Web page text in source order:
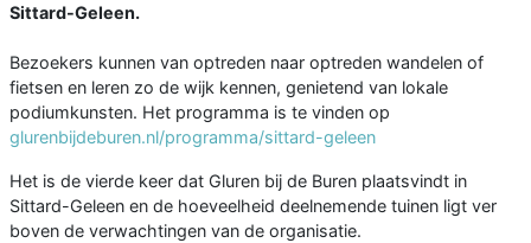
Sittard-Geleen.
Bezoekers kunnen van optreden naar optreden wandelen of
fietsen en leren zo de wijk kennen, genietend van lokale
podiumkunsten. Het programma is te vinden op
glurenbijdeburen.nl/programma/sittard-geleen
Het is de vierde keer dat Gluren bij de Buren plaatsvindt in
Sittard-Geleen en de hoeveelheid deelnemende tuinen ligt ver
boven de verwachtingen van de organisatie.